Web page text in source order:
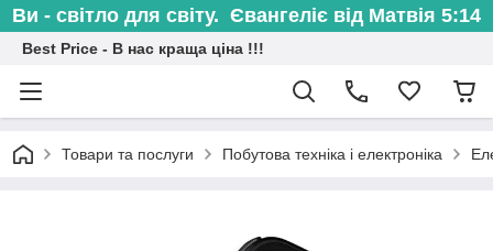
Ви - світло для світу. Євангеліє від Матвія 5:14
Best Price - В нас краща ціна !!!
Товари та послуги Побутова техніка і електроніка